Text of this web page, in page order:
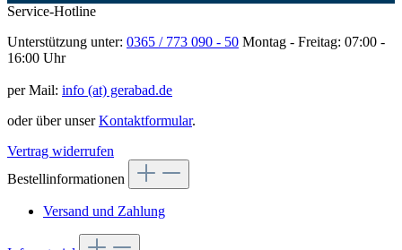
Service-Hotline
Unterstützung unter: 0365 / 773 090 - 50 Montag - Freitag: 07:00 -
16:00 Uhr
per Mail: info (at) gerabad.de
oder über unserKontaktformular.
Vertrag widerrufen
Bestellinformationen
Versand und Zahlung